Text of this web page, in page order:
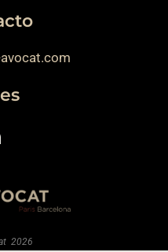
2026